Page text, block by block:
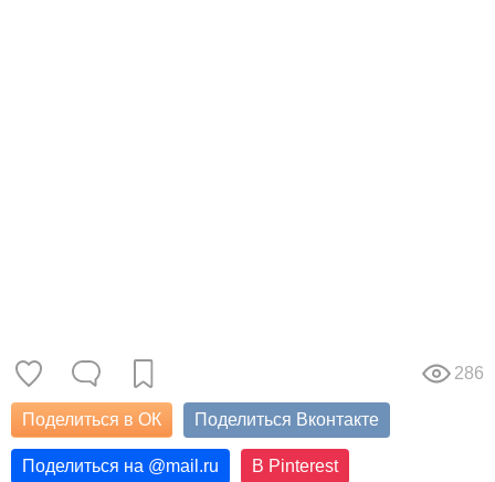
286
Поделиться в ОК Поделиться Вконтакте
Поделиться на @mail.ru В Pinterest